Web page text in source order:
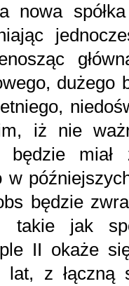
nowa
dużego
iż nie
będzie miał
w
będzie
takie jak
II okaże
z łączną